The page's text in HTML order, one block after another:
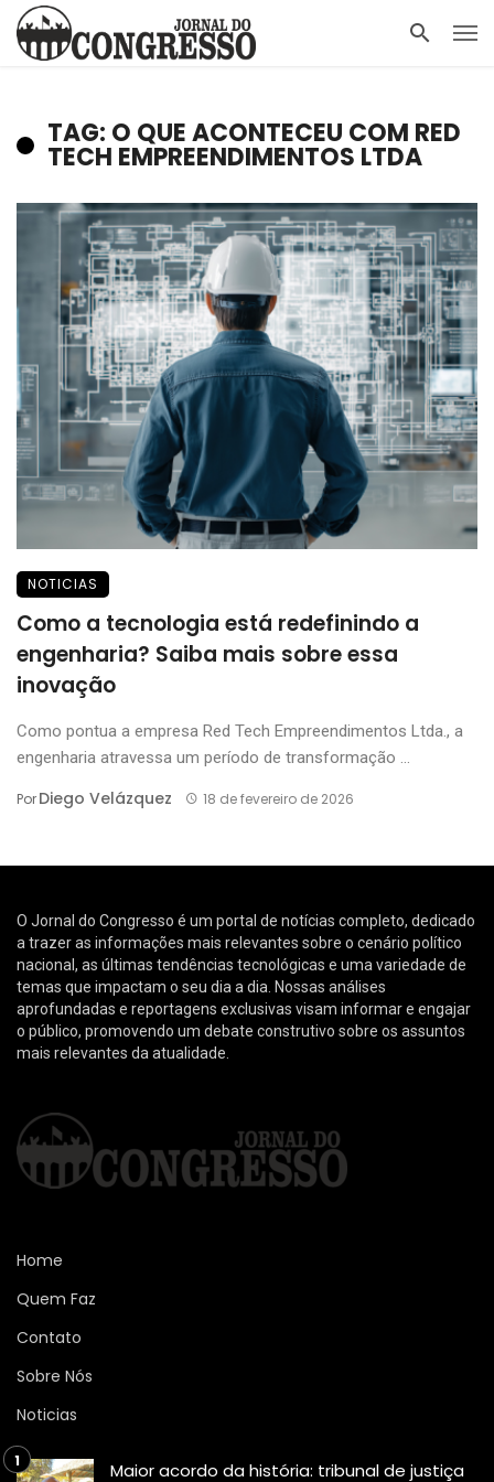
TAG: O QUE ACONTECEU COM RED
TECH EMPREENDIMENTOS LTDA
NOTICIAS
Como a tecnologia está redefinindo a
engenharia? Saiba mais sobre essa
inovação
Como pontua a empresa Red Tech Empreendimentos Ltda., a
engenharia atravessa um período de transformação ...
PorDiego Velázquez 18 de fevereiro de 2026
O Jornal do Congresso é um portal de notícias completo, dedicado
a trazer as informações mais relevantes sobre o cenário político
nacional, as últimas tendências tecnológicas e uma variedade de
temas que impactam o seu dia a dia. Nossas análises
aprofundadas e reportagens exclusivas visam informar e engajar
o público, promovendo um debate construtivo sobre os assuntos
mais relevantes da atualidade.
Home
Quem Faz
Contato
Sobre Nós
Noticias
Maior acordo da história: tribunal de justiça